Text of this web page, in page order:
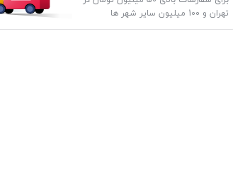
تهران و 100 میلیون سایر شهر ها